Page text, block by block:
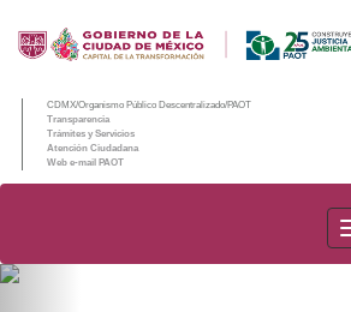
CDMX/Organismo Público Descentralizado/PAOT
Transparencia
Trámites y Servicios
Atención Ciudadana
Web e-mail PAOT